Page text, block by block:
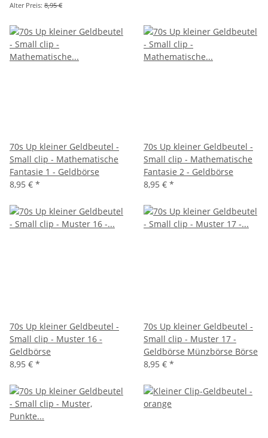
Alter Preis: 8,95 €
70s Up kleiner Geldbeutel -
Small clip - Mathematische
Fantasie 1 - Geldbörse
8,95 € *
70s Up kleiner Geldbeutel -
Small clip - Mathematische
Fantasie 2 - Geldbörse
8,95 € *
70s Up kleiner Geldbeutel -
Small clip - Muster 16 -
Geldbörse
8,95 € *
70s Up kleiner Geldbeutel -
Small clip - Muster 17 -
Geldbörse Münzbörse Börse
8,95 € *